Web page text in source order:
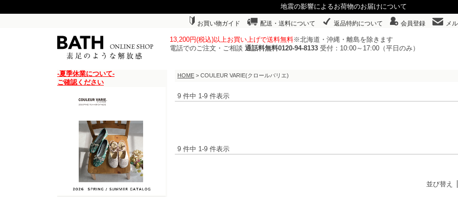
地震の影響によるお荷物のお届けについて
お買い物ガイド 配送・送料について 返品特約について 会員登録 メ
13,200円(税込)以上お買い上げで送料無料※北海道・沖縄・離島を除きます
電話でのご注文・ご相談 通話料無料0120-94-8133 受付：10:00～17:00（平日のみ）
-夏季休業について-
ご確認ください
HOME > COULEUR VARIE(クロールバリエ)
9 件中 1-9 件表示
9 件中 1-9 件表示
並び替え